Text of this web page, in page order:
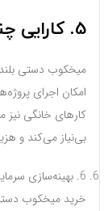
5. کارایی چندمنظوره و انعطاف‌پذیری بالا:
میخکوب دستی
امکان اجرای
کارهای خانگی نیز
بی‌نیاز می‌کند و
6. بهینه‌سازی سرمایه‌گذاری:
خرید میخکوب